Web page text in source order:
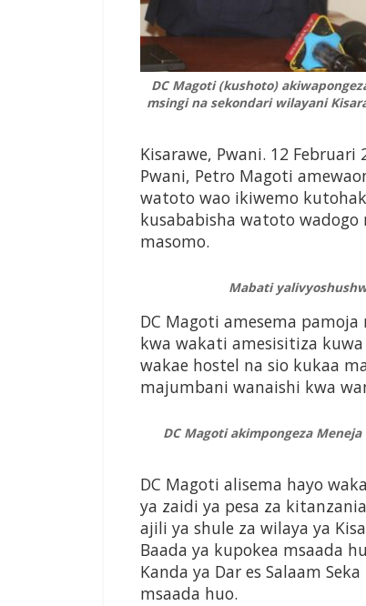
DC Magoti (kushoto)
msingi na sekondari wilayani
Kisarawe, Pwani. 12
Pwani, Petro Magoti
watoto wao ikiwemo
kusababisha watoto
masomo.
Mabati
DC Magoti amesema
kwa wakati amesisitiza
wakae hostel na sio kukaa
majumbani wanaishi kwa
DC Magoti akimpongeza
DC Magoti alisema hayo
ya zaidi ya pesa za
ajili ya shule za wilaya ya
Baada ya kupokea msaada
Kanda ya Dar es Salaam
msaada huo.